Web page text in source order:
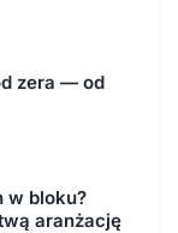
zera — od
w bloku?
aranżację